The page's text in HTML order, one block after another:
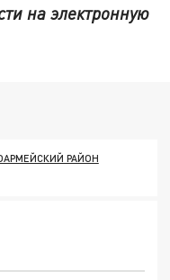
на электронную
РАЙОН